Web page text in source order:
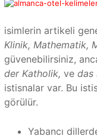
isimlerin artikeli
Klinik, Mathematik,
güvenebilirsiniz,
der Katholik, ve das
istisnalar var. Bu
görülür.
Yabancı